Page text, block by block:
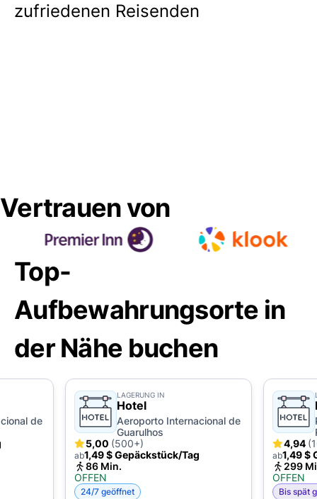
zufriedenen Reisenden
Vertrauen von
Top-
Aufbewahrungsorte in
der Nähe buchen
de
LAGERUNG IN
Hotel
Aeroporto Internacional de
Guarulhos
5,00 (500+)
ab1,49 $ Gepäckstück/Tag
86 Min.
OFFEN
24/7 geöffnet
4,94
ab1,49 $
299
OFFEN
Bis spät